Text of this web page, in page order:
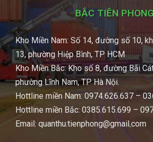
BẮC TIÊN
Kho Miền Nam: Số 14, đường số 10,
13, phường Hiệp Bình, TP HCM
Kho Miền Bắc: Kho số 8, đường Bãi
phường Lĩnh Nam, TP Hà Nội.
Hottline miền Nam: 0974.626.637 –
Hottline miền Bắc: 0385.615.699 –
Email: quanthu.tienphong@gmail.com